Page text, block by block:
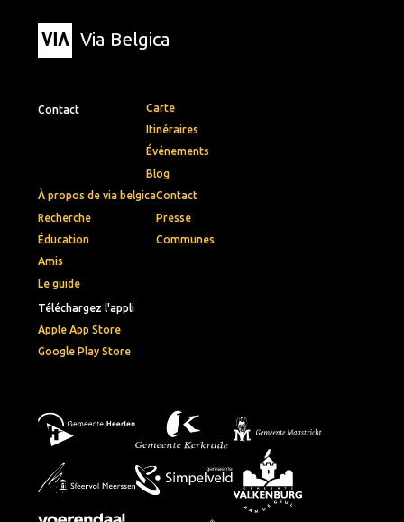
Via Belgica
Contact
Téléchargez l'appli
Apple App Store
Google Play Store
Carte
Itinéraires
Événements
Blog
À propos de via belgica
Recherche
Éducation
Amis
Le guide
Contact
Presse
Communes